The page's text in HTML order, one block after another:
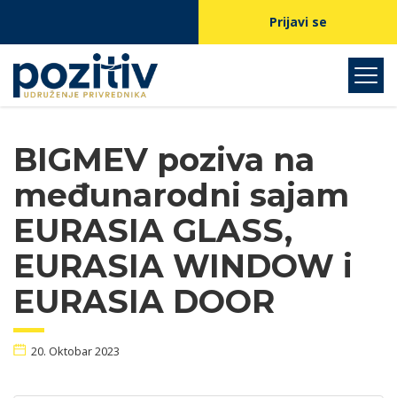
Prijavi se
BIGMEV poziva na
međunarodni sajam
EURASIA GLASS,
EURASIA WINDOW i
EURASIA DOOR
20. Oktobar 2023